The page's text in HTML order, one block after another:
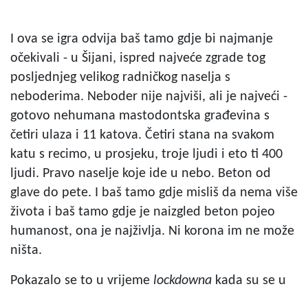
I ova se igra odvija baš tamo gdje bi najmanje
očekivali - u Šijani, ispred najveće zgrade tog
posljednjeg velikog radničkog naselja s
neboderima. Neboder nije najviši, ali je najveći -
gotovo nehumana mastodontska građevina s
četiri ulaza i 11 katova. Četiri stana na svakom
katu s recimo, u prosjeku, troje ljudi i eto ti 400
ljudi. Pravo naselje koje ide u nebo. Beton od
glave do pete. I baš tamo gdje misliš da nema više
života i baš tamo gdje je naizgled beton pojeo
humanost, ona je najživlja. Ni korona im ne može
ništa.
Pokazalo se to u vrijeme lockdowna kada su se u